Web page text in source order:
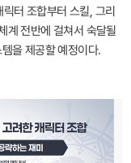
터 조합부터 스킬, 그리
계 전반에 걸쳐서 숙달될
을 제공할 예정이다.